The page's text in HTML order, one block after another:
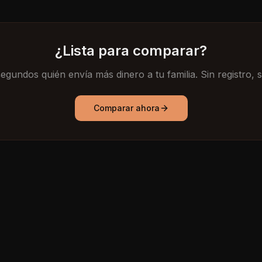
¿Lista para comparar?
quién envía más dinero a tu familia. Sin registro,
Comparar ahora